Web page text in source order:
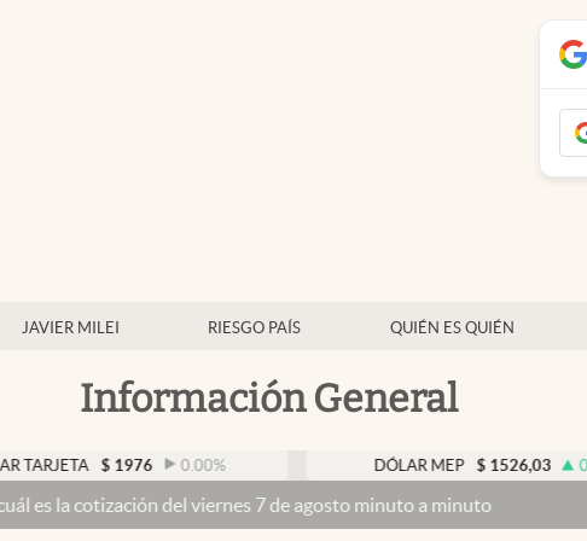
JAVIER MILEI RIESGO PAÍS QUIÉN ES QUIÉN
Información General
$ 1976 0.00% DÓLAR MEP $ 1526,03 0.43%
del viernes 7 de agosto minuto a minuto